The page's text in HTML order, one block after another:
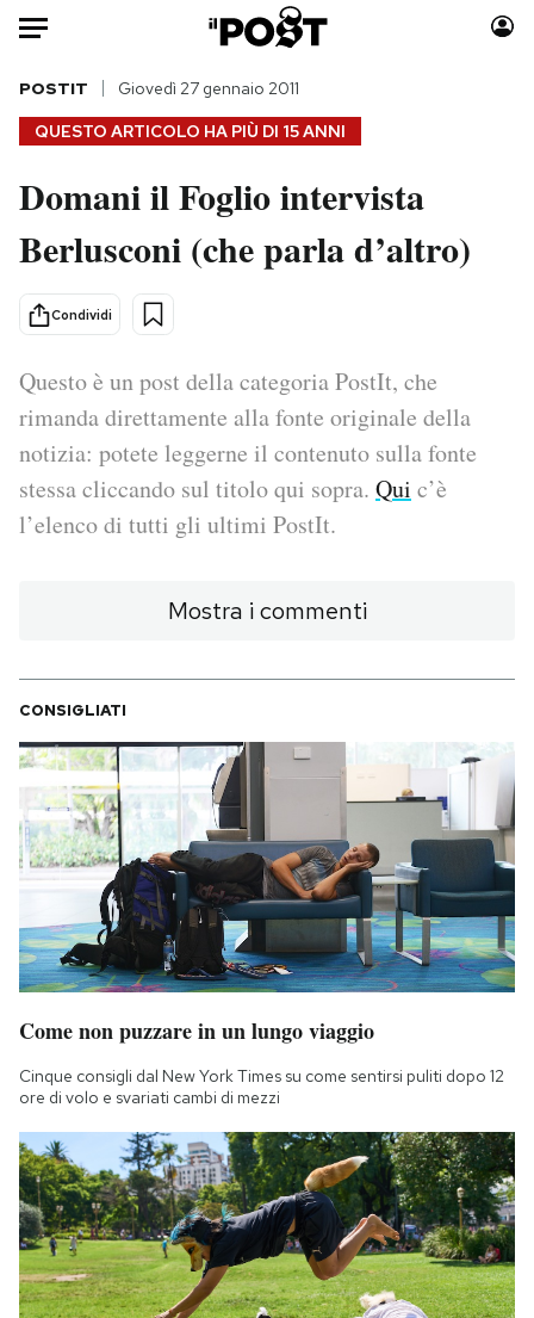
Auto
HOME
Italia
Politica
Tecnologia
Internet
Scienza
Cultura
Moda
Consumismi
Media
Europa
I MIEI PREFERITI
SHOP
CALENDARIO
AREA PERSONALE
Area Personale
Notifiche mobile
Hai bisogno di aiuto?
Esci
QUESTO ARTICOLO HA PIÙ DI 15 ANNI
POSTIT Giovedì 27 gennaio 2011
Domani il Foglio intervista
Berlusconi (che parla d’altro)
Condividi
Questo è un post della categoria PostIt, che
rimanda direttamente alla fonte originale della
notizia: potete leggerne il contenuto sulla fonte
stessa cliccando sul titolo qui sopra. Qui c’è
l’elenco di tutti gli ultimi PostIt.
Mostra i commenti
CONSIGLIATI
Come non puzzare in un lungo viaggio
Cinque consigli dal New York Times su come sentirsi puliti dopo 12
ore di volo e svariati cambi di mezzi